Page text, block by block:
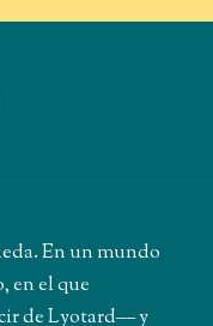
En un mundo
en el que
de Lyotard― y